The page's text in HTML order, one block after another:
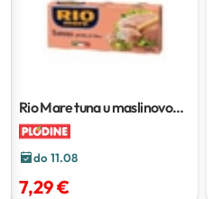
Rio Mare tuna u maslinovom
ulju6 x 80 g
do 11.08
7,29 €